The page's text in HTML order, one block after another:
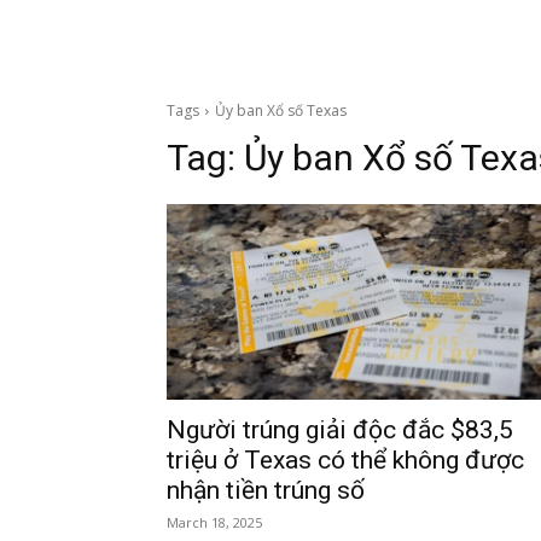
Tags Ủy ban Xổ số Texas
Tag: Ủy ban Xổ số
Người trúng giải độc đắc $83,5
triệu ở Texas có thể không được
nhận tiền trúng số
March 18, 2025